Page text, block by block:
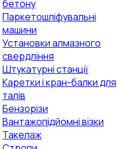
бетону
Паркетошліфувальні
машини
Установки алмазного
свердління
Штукатурні станції
Каретки і кран-балки для
талів
Бензорізи
Вантажопідйомні візки
Такелаж